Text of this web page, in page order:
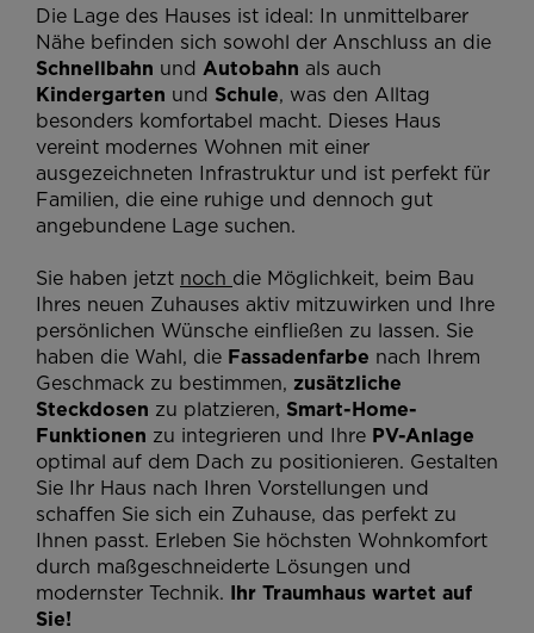
Die Lage des Hauses ist ideal: In unmittelbarer
Nähe befinden sich sowohl der Anschluss an die
Schnellbahn und Autobahn als auch
Kindergarten und Schule, was den Alltag
besonders komfortabel macht. Dieses Haus
vereint modernes Wohnen mit einer
ausgezeichneten Infrastruktur und ist perfekt für
Familien, die eine ruhige und dennoch gut
angebundene Lage suchen.
Sie haben jetzt noch die Möglichkeit, beim Bau
Ihres neuen Zuhauses aktiv mitzuwirken und Ihre
persönlichen Wünsche einfließen zu lassen. Sie
haben die Wahl, die Fassadenfarbe nach Ihrem
Geschmack zu bestimmen, zusätzliche
Steckdosen zu platzieren, Smart-Home-
Funktionen zu integrieren und Ihre PV-Anlage
optimal auf dem Dach zu positionieren. Gestalten
Sie Ihr Haus nach Ihren Vorstellungen und
schaffen Sie sich ein Zuhause, das perfekt zu
Ihnen passt. Erleben Sie höchsten Wohnkomfort
durch maßgeschneiderte Lösungen und
modernster Technik. Ihr Traumhaus wartet auf
Sie!